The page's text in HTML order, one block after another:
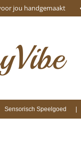
jou handgemaakt
Sensorisch Speelgoed